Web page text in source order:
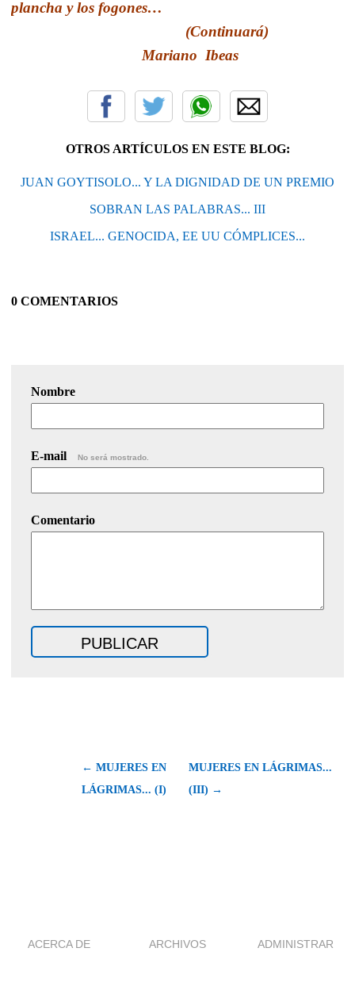
plancha y los fogones…
(Continuará)
Mariano Ibeas
OTROS ARTÍCULOS EN ESTE BLOG:
JUAN GOYTISOLO... Y LA DIGNIDAD DE UN PREMIO
SOBRAN LAS PALABRAS... III
ISRAEL... GENOCIDA, EE UU CÓMPLICES...
0 COMENTARIOS
Nombre
E-mail No será mostrado.
Comentario
← MUJERES EN
LÁGRIMAS... (I)
MUJERES EN LÁGRIMAS...
(III) →
ACERCA DE ARCHIVOS ADMINISTRAR